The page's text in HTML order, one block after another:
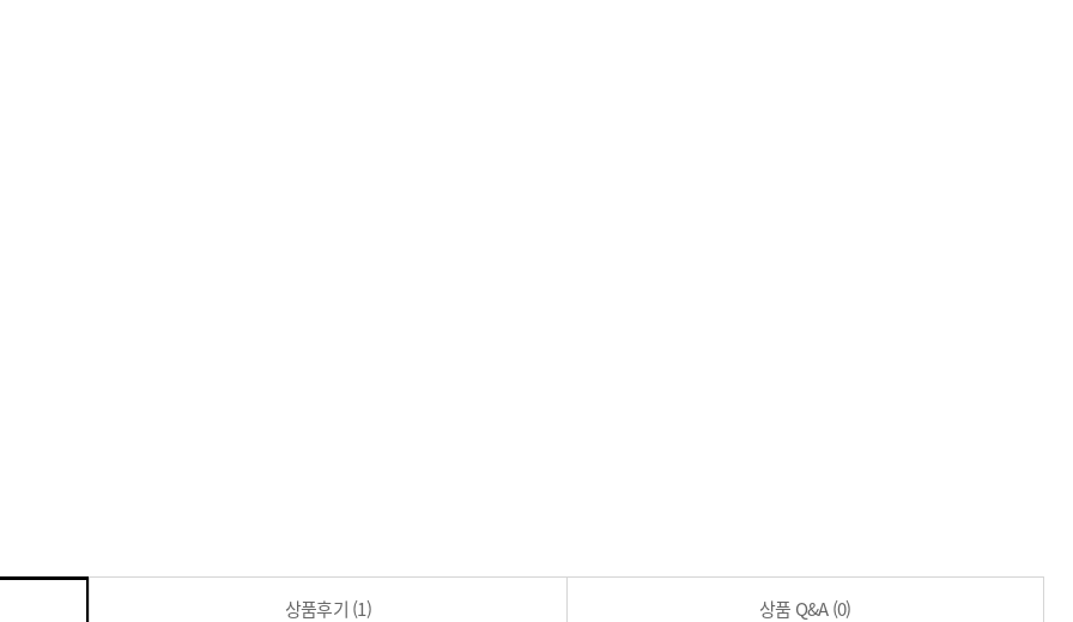
상품후기 (1) 상품 Q&A(0)